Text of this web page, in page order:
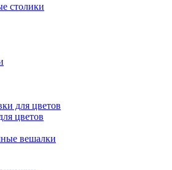
столики
для цветов
цветов
вешалки